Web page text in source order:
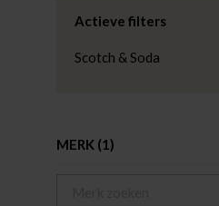
Actieve filters
Scotch & Soda
MERK (1)